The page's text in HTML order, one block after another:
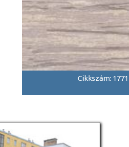
Cikkszám: